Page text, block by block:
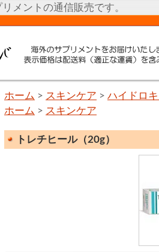
メントの通信販売です。
ホーム > スキンケア > ハイドロ
ホーム > スキンケア
トレチヒール（20g）